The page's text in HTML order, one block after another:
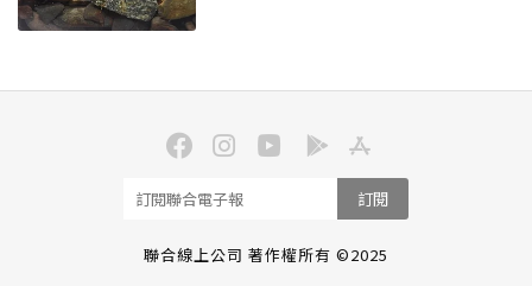
訂閱
聯合線上公司 著作權所有 ©2025